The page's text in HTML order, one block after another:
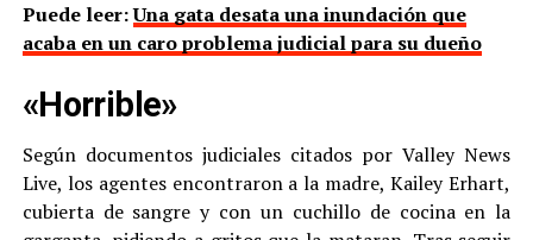
Puede leer:Una gata desata una inundación que
acaba en un caro problema judicial para su dueño
«Horrible»
Según documentos judiciales citados por Valley News
Live, los agentes encontraron a la madre, Kailey Erhart,
cubierta de sangre y con un cuchillo de cocina en la